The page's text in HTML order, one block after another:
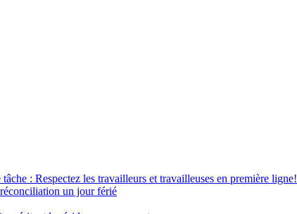
: Respectez les travailleurs et travailleuses en première ligne!
un jour férié